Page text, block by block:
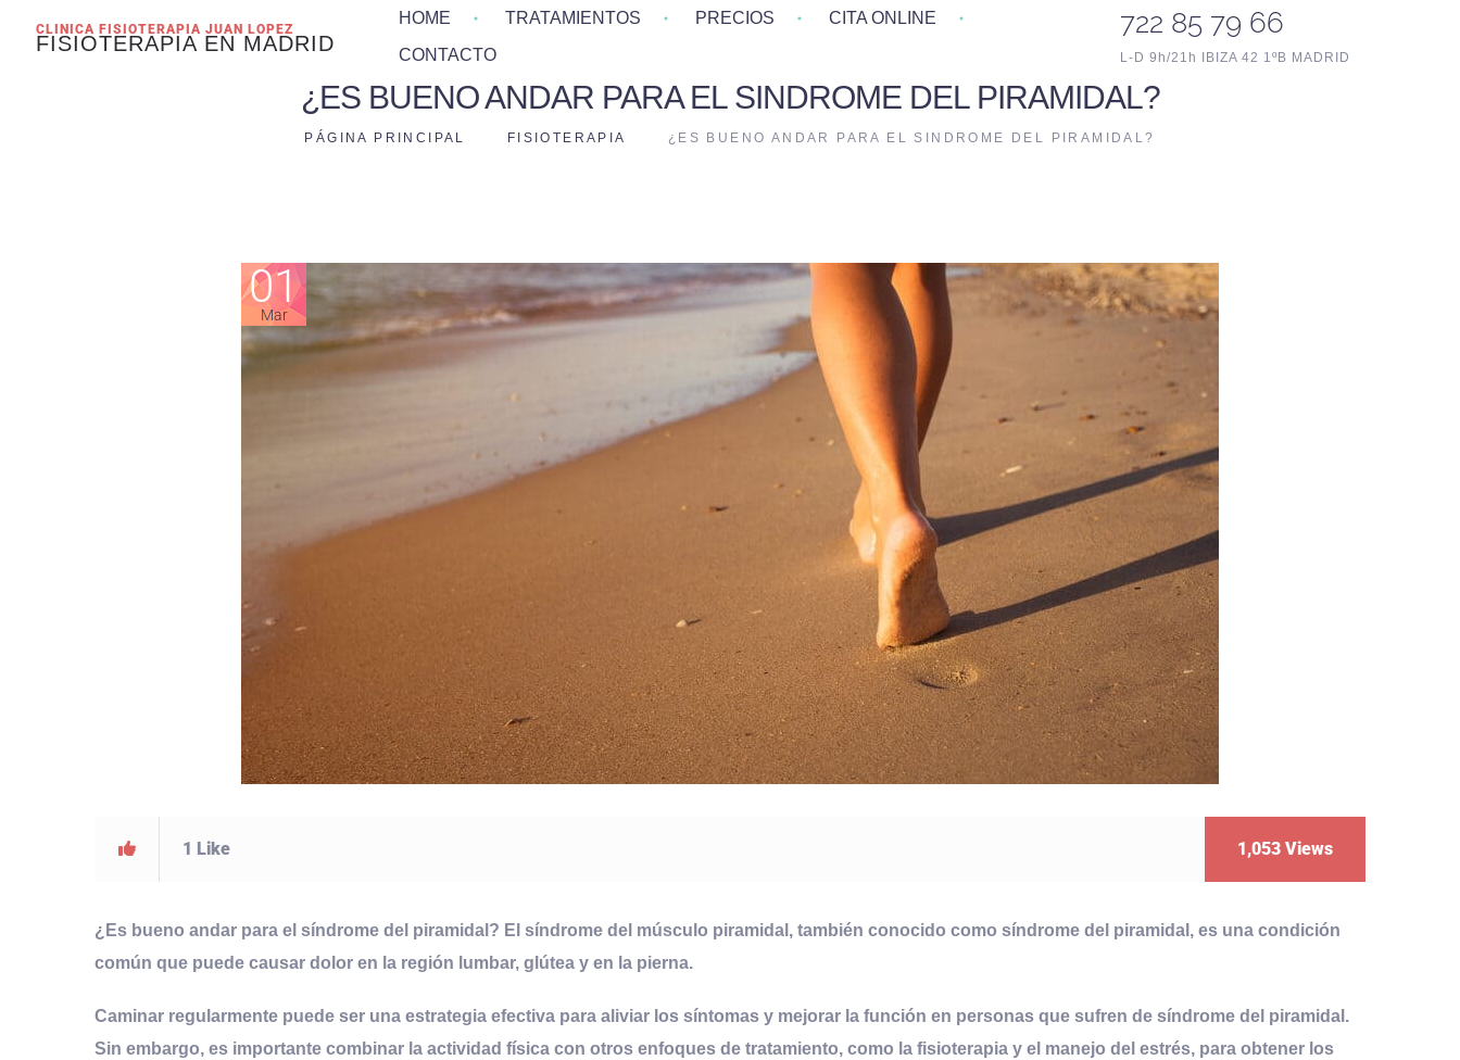
CLINICA FISIOTERAPIA JUAN LOPEZ
FISIOTERAPIA EN MADRID
HOME TRATAMIENTOS PRECIOS
CITA ONLINE
CONTACTO
722 85 79 66
L-D 9h/21h IBIZA 42 1ºB MADRID
¿ES BUENO ANDAR PARA EL SINDROME DEL PIRAMIDAL?
PÁGINA PRINCIPAL FISIOTERAPIA ¿ES BUENO ANDAR PARA EL SINDROME DEL PIRAMIDAL?
01
Mar
1 Like 1,053 Views
¿Es bueno andar para el síndrome del piramidal? El síndrome del músculo piramidal, también conocido como síndrome del piramidal, es una condición
común que puede causar dolor en la región lumbar, glútea y en la pierna.
Caminar regularmente puede ser una estrategia efectiva para aliviar los síntomas y mejorar la función en personas que sufren de síndrome del piramidal .
Sin embargo, es importante combinar la actividad física con otros enfoques de tratamiento, como la fisioterapia y el manejo del estrés, para obtener los